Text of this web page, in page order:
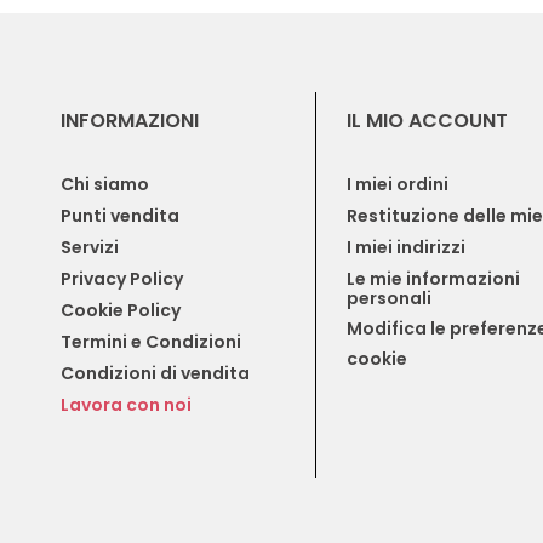
INFORMAZIONI
Chi siamo
Punti vendita
Servizi
Privacy Policy
Cookie Policy
Termini e Condizioni
Condizioni di vendita
Lavora con noi
IL MIO ACCOUNT
I miei ordini
Restituzione delle
I miei indirizzi
Le mie informazioni
personali
Modifica le
cookie